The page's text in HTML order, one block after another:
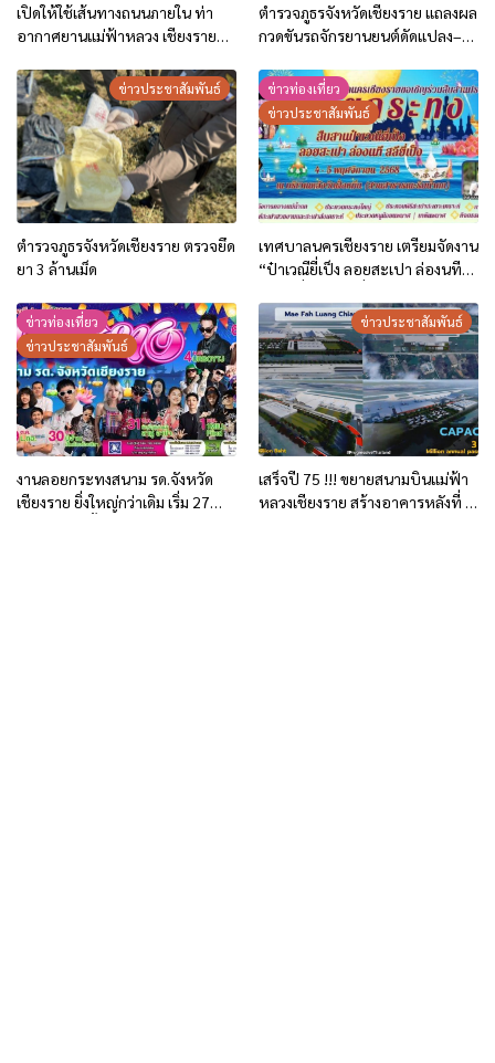
เปิดให้ใช้เส้นทางถนนภายใน ท่า
อากาศยานแม่ฟ้าหลวง เชียงราย
ภาคเรียน
ตำรวจภูธรจังหวัดเชียงราย แถลงผล
กวดขันรถจักรยานยนต์ดัดแปลง–
ใหม่ 2569
ข่าวประชาสัมพันธ์
ตำรวจภูธรจังหวัดเชียงราย ตรวจยึด
ยา 3 ล้านเม็ด
ข่าวท่องเที่ยว
ข่าวประชาสัมพันธ์
เทศบาลนครเชียงราย เตรียมจัดงาน
“ป๋าเวณียี่เป็ง ลอยสะเปา ล่องนที
ข่าวท่องเที่ยว
ข่าวประชาสัมพันธ์
งานลอยกระทงสนาม รด.จังหวัด
เชียงราย ยิ่งใหญ่กว่าเดิม เริ่ม 27
ข่าวประชาสัมพันธ์
เสร็จปี 75 !!! ขยายสนามบินแม่ฟ้า
หลวงเชียงราย สร้างอาคารหลังที่ 2